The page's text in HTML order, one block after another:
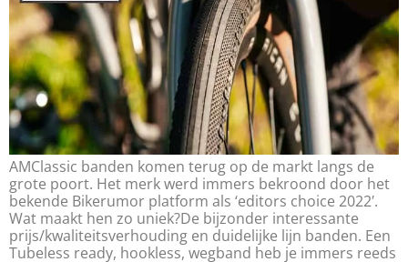
AMClassic banden komen terug op de markt langs de
grote poort. Het merk werd immers bekroond door het
bekende Bikerumor platform als ‘editors choice 2022′.
Wat maakt hen zo uniek?De bijzonder interessante
prijs/kwaliteitsverhouding en duidelijke lijn banden. Een
Tubeless ready, hookless, wegband heb je immers reeds